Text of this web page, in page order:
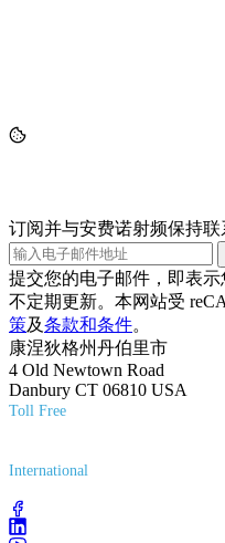
订阅并与安费诺射频保持联
提交您的电子邮件，即表示
不定期更新。本网站受
策及条款和条件。
康涅狄格州丹伯里市
4 Old Newtown Road
Danbury CT 06810 USA
Toll Free
International